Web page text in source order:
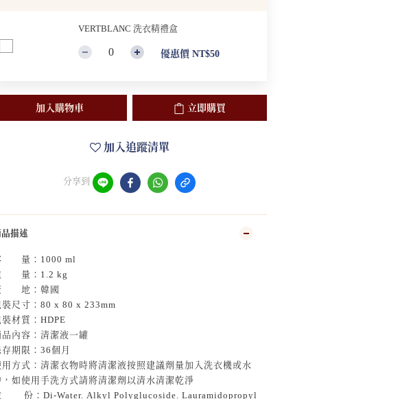
VERTBLANC 洗衣精禮盒
優惠價 NT$50
加入購物車 立即購買
加入追蹤清單
分享到
品描述
量：1000 ml
量：1.2 kg
地：韓國
裝尺寸：80 x 80 x 233mm
裝材質：HDPE
品內容：清潔液一罐
存期限：36個月
用方式：清潔衣物時將清潔液按照建議劑量加入洗衣機或水
，如使用手洗方式請將清潔劑以清水清潔乾淨
份：Di-Water. Alkyl Polyglucoside. Lauramidopropyl